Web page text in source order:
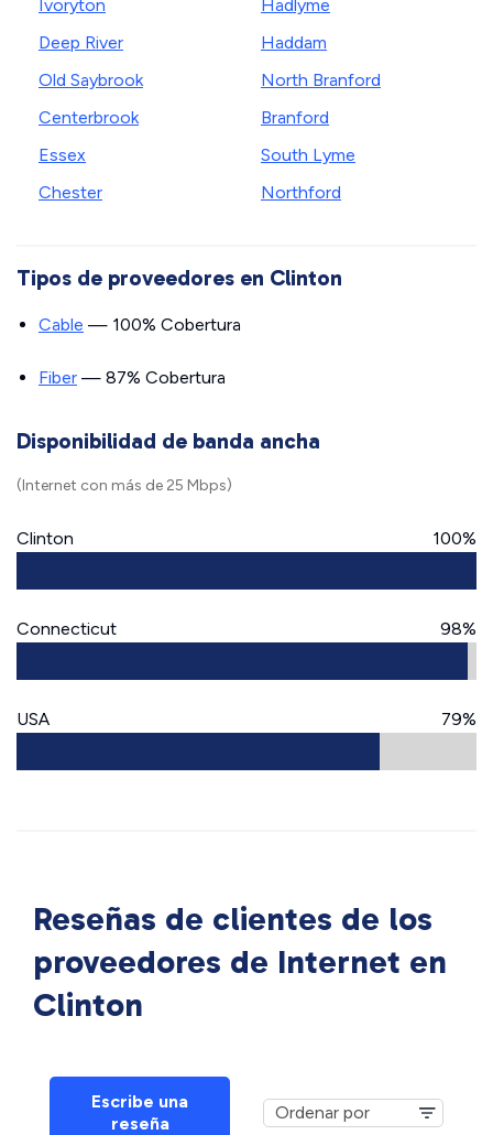
Ivoryton
Deep River
Old Saybrook
Centerbrook
Essex
Chester
Hadlyme
Haddam
North Branford
Branford
South Lyme
Northford
Tipos de proveedores en Clinton
Cable — 100% Cobertura
Fiber — 87% Cobertura
Disponibilidad de banda ancha
(Internet con más de 25 Mbps)
Clinton 100%
Connecticut 98%
USA 79%
Reseñas de clientes de los
proveedores de Internet en
Clinton
Escribe una
reseña